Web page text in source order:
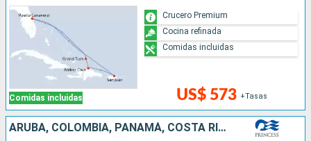
Comidas incluidas US$ 573 +Tasas
Crucero Premium
Cocina refinada
Comidas incluidas
ARUBA, COLOMBIA, PANAMÁ, COSTA RICA, MÉXICO, ESTADOS UNIDOS